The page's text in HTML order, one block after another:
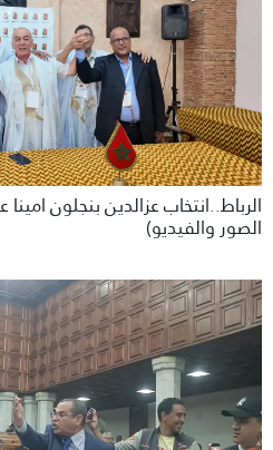
الرباط..انتخاب عزالدين بنجلون
الصور والفيديو)